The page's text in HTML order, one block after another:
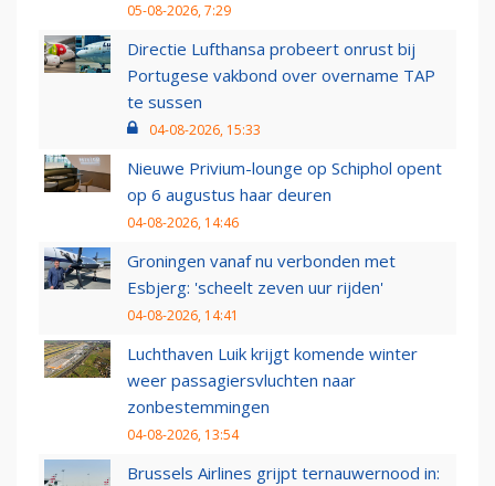
05-08-2026, 7:29
Directie Lufthansa probeert onrust bij
Portugese vakbond over overname TAP
te sussen
04-08-2026, 15:33
Nieuwe Privium-lounge op Schiphol opent
op 6 augustus haar deuren
04-08-2026, 14:46
Groningen vanaf nu verbonden met
Esbjerg: 'scheelt zeven uur rijden'
04-08-2026, 14:41
Luchthaven Luik krijgt komende winter
weer passagiersvluchten naar
zonbestemmingen
04-08-2026, 13:54
Brussels Airlines grijpt ternauwernood in: